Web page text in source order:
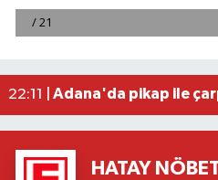
22:58 |
Hataylıların
22:11 | Adana'da pikap ile
HATAY